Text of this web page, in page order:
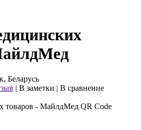
Беларусь
| В заметки | В сравнение